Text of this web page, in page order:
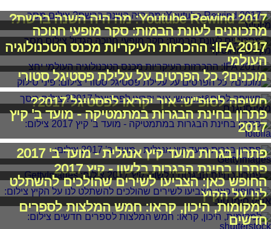
Youtube Rewind 2017: מה היה השנה ברשת?
מתכוננים לעונת הבמות: סקר מופעי חנוכה
הגדול
IFA 2017: ההכרזות העיקריות מכנס הטכנולוגיה
העולמי
מוכנים? כל הפרטים על עלילת פסטיגל סטורי
חשיפה לסופ"ש: איך יקראו לפסטיגל 2017?
פתרון בחינת הבגרות במתמטיקה - מועד ב' קיץ
2017
פתרון בגרות מועד קיץ אנגלית - מועד ב' 2017
פתרון בחינת הבגרות בלשון - קיץ 2017
החופש כאן: הצביעו לשירים שהולכים להשתלט
לנו על הקיץ
למקומות, היכון, קראו: חמש המלצות לספרים
חדשים